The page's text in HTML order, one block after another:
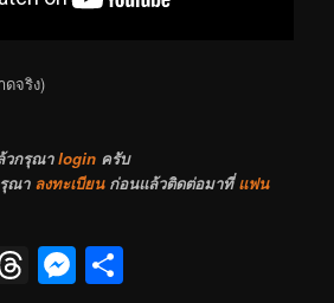
จริง)
วกรุณาlogin ครับ
ณา ลงทะเบียนก่อนแล้วติดต่อมาที่แฟน
Threads
Messenger